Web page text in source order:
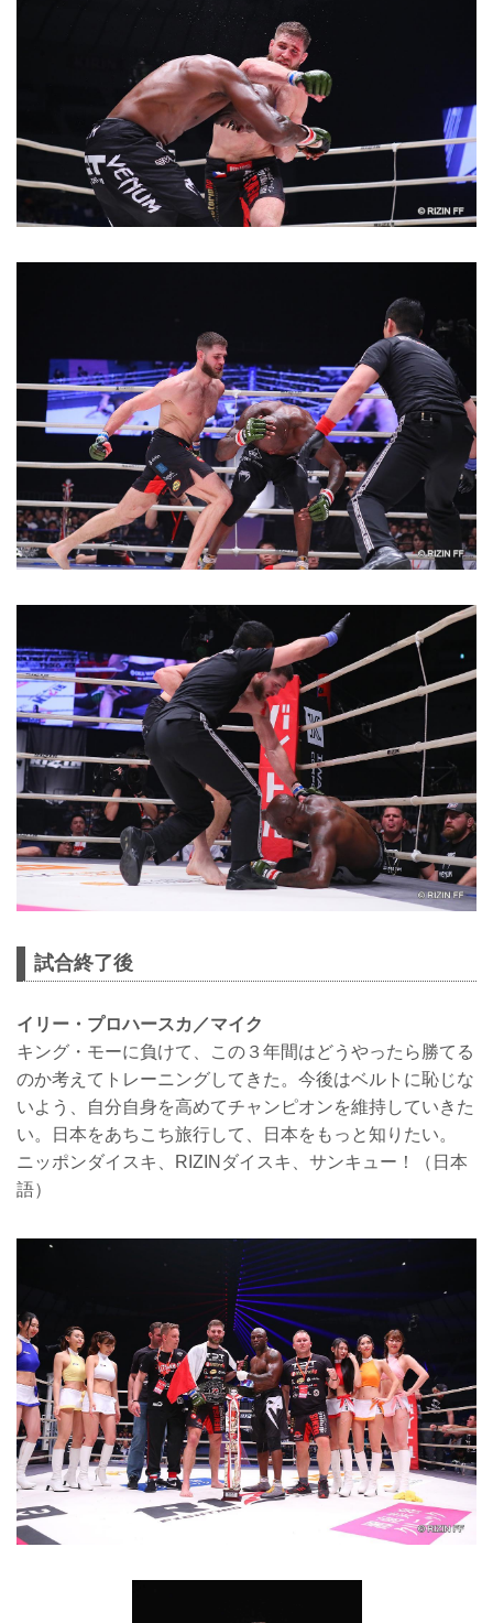
試合終了後
イリー・プロハースカ／マイク
キング・モーに負けて、この３年間はどうやったら勝てる
のか考えてトレーニングしてきた。今後はベルトに恥じな
いよう、自分自身を高めてチャンピオンを維持していきた
い。日本をあちこち旅行して、日本をもっと知りたい。
ニッポンダイスキ、RIZINダイスキ、サンキュー！（日本
語）